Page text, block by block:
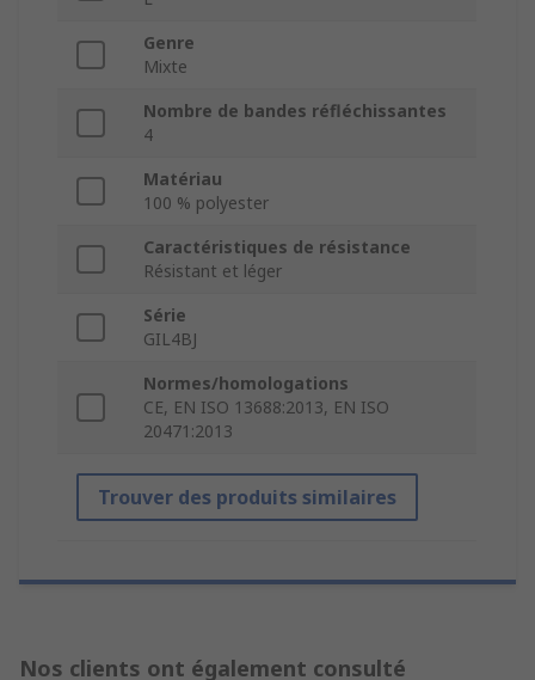
Genre
Mixte
Nombre de bandes réfléchissantes
4
Matériau
100 % polyester
Caractéristiques de résistance
Résistant et léger
Série
GIL4BJ
Normes/homologations
CE, EN ISO 13688:2013, EN ISO
20471:2013
Trouver des produits similaires
Nos clients ont également consulté